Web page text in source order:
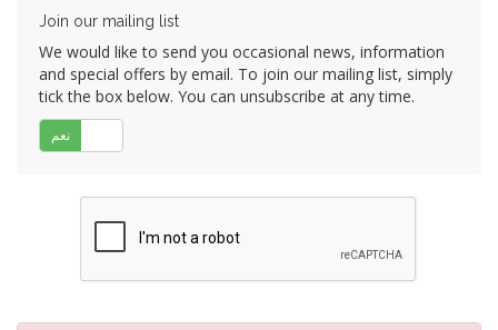
Join our mailing list
We would like to send you occasional news, information
and special offers by email. To join our mailing list, simply
tick the box below. You can unsubscribe at any time.
نعم